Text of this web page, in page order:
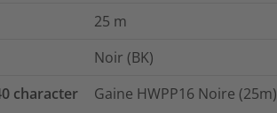
25 m
Noir (BK)
character
Gaine HWPP16 Noire (25m)